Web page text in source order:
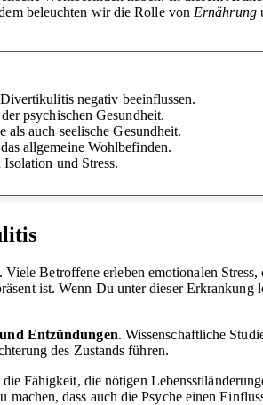
beleuchten wir die Rolle von Ernährung
negativ beeinflussen.
psychischen Gesundheit.
auch seelische Gesundheit.
allgemeine Wohlbefinden.
und Stress.
Betroffene erleben emotionalen
ist. Wenn Du unter dieser
Entzündungen. Wissenschaftliche
des Zustands führen.
die Fähigkeit, die nötigen
dass auch die Psyche einen